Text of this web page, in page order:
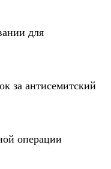
для
за антисемитский
операции